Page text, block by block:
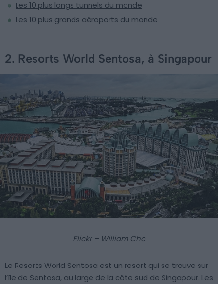
Les 10 plus longs tunnels du monde
Les 10 plus grands aéroports du monde
2. Resorts World Sentosa, à Singapour
Flickr – William Cho
Le Resorts World Sentosa est un resort qui se trouve sur
l’île de Sentosa, au large de la côte sud de Singapour. Les